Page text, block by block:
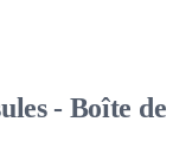
- Boîte de